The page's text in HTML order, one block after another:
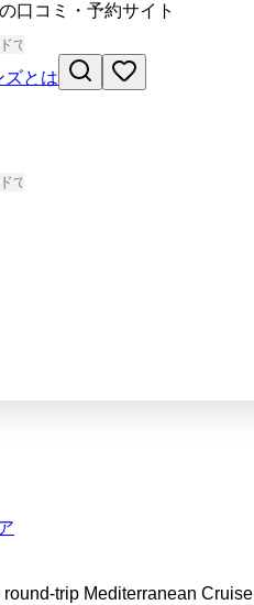
口コミ・予約サイト
ズとは
trip Mediterranean Cruise